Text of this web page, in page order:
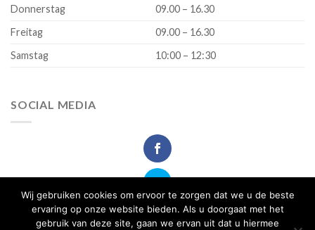
Donnerstag
09.00 – 16.30
Freitag
09.00 – 16.30
Samstag
10:00 – 12:30
SOCIAL MEDIA
Wij gebruiken cookies om ervoor te zorgen dat we u de beste
ervaring op onze website bieden. Als u doorgaat met het
gebruik van deze site, gaan we ervan uit dat u hiermee